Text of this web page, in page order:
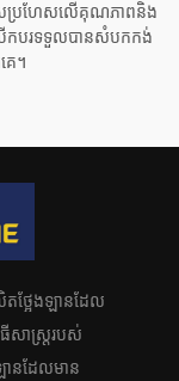
សប្រហែសលើគុណភាពនិង
បើកបរទទួលបានសំបកកង់
េ។
ថ្អែងឡានដែល
សាស្រ្តរបស់
ានដែលមាន